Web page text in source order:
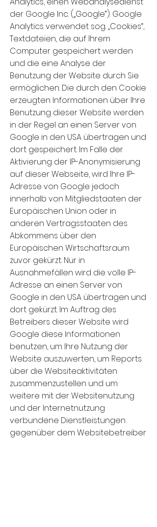
der Google Inc. („Google“). Google
Analytics verwendet sog. „Cookies“,
Textdateien, die auf Ihrem
Computer gespeichert werden
und die eine Analyse der
Benutzung der Website durch Sie
ermöglichen. Die durch den Cookie
erzeugten Informationen über Ihre
Benutzung dieser Website werden
in der Regel an einen Server von
Google in den USA übertragen und
dort gespeichert. Im Falle der
Aktivierung der IP-Anonymisierung
auf dieser Webseite, wird Ihre IP-
Adresse von Google jedoch
innerhalb von Mitgliedstaaten der
Europäischen Union oder in
anderen Vertragsstaaten des
Abkommens über den
Europäischen Wirtschaftsraum
zuvor gekürzt. Nur in
Ausnahmefällen wird die volle IP-
Adresse an einen Server von
Google in den USA übertragen und
dort gekürzt. Im Auftrag des
Betreibers dieser Website wird
Google diese Informationen
benutzen, um Ihre Nutzung der
Website auszuwerten, um Reports
über die Websiteaktivitäten
zusammenzustellen und um
weitere mit der Websitenutzung
und der Internetnutzung
verbundene Dienstleistungen
gegenüber dem Websitebetreiber